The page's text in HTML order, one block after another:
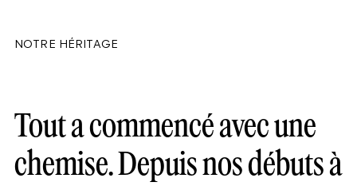
NOTRE HÉRITAGE
Tout a commencé avec une
chemise. Depuis nos débuts à